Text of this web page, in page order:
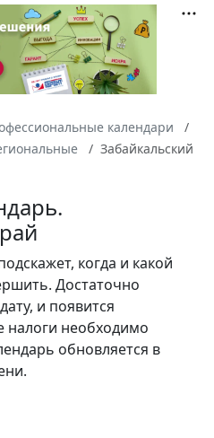
календари
Забайкальский
когда и какой
Достаточно
и появится
налоги необходимо
обновляется в